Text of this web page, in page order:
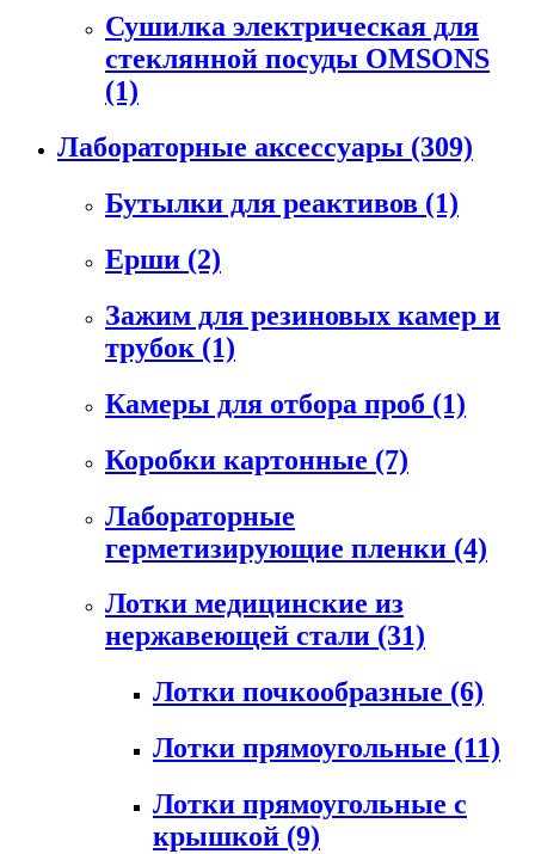
Сушилка электрическая для
стеклянной посуды OMSONS
(1)
Лабораторные аксессуары (309)
Бутылки для реактивов (1)
Ерши (2)
Зажим для резиновых камер и
трубок (1)
Камеры для отбора проб (1)
Коробки картонные (7)
Лабораторные
герметизирующие пленки (4)
Лотки медицинские из
нержавеющей стали (31)
Лотки почкообразные (6)
Лотки прямоугольные (11)
Лотки прямоугольные с
крышкой (9)